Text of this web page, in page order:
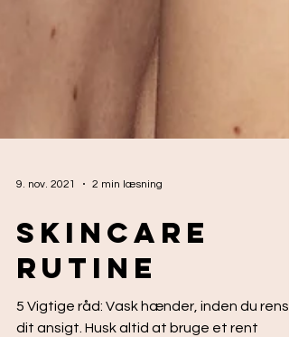
9. nov. 2021 2 min læsning
Skincare
Rutine